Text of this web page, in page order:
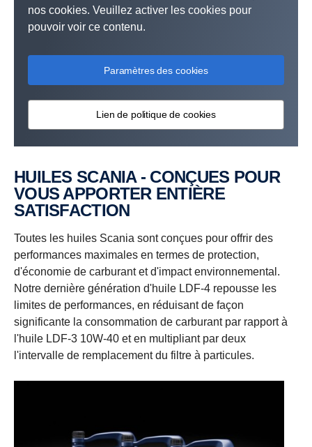
nos cookies. Veuillez activer les cookies pour
pouvoir voir ce contenu.
Paramètres des cookies
Lien de politique de cookies
HUILES SCANIA - CONÇUES POUR
VOUS APPORTER ENTIÈRE
SATISFACTION
Toutes les huiles Scania sont conçues pour offrir des
performances maximales en termes de protection,
d'économie de carburant et d'impact environnemental.
Notre dernière génération d'huile LDF-4 repousse les
limites de performances, en réduisant de façon
significante la consommation de carburant par rapport à
l'huile LDF-3 10W-40 et en multipliant par deux
l'intervalle de remplacement du filtre à particules.